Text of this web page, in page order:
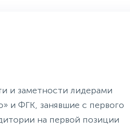
и заметности лидерами
и ФГК, занявшие с первого
на первой позиции